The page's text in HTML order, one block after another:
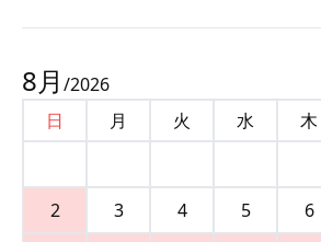
8月 /2026
日
月 火 水 木
2
3 4 5 6